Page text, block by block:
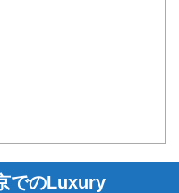
でのLuxury